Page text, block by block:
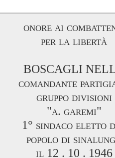
onore ai
per la libertà
BOSCAGLI
comandante
gruppo divisioni
"a. garemi"
1° sindaco eletto
popolo di
il 12 . 10 . 1946